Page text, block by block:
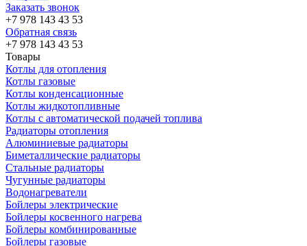
Заказать звонок
+7 978 143 43 53
Обратная связь
+7 978 143 43 53
Товары
Котлы для отопления
Котлы газовые
Котлы конденсационные
Котлы жидкотопливные
Котлы с автоматической подачей топлива
Радиаторы отопления
Алюминиевые радиаторы
Биметаллические радиаторы
Стальные радиаторы
Чугунные радиаторы
Водонагреватели
Бойлеры электрические
Бойлеры косвенного нагрева
Бойлеры комбинированные
Бойлеры газовые